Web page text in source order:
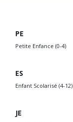
PE
Petite Enfance (0-4)
ES
Enfant Scolarisé (4-12)
JE